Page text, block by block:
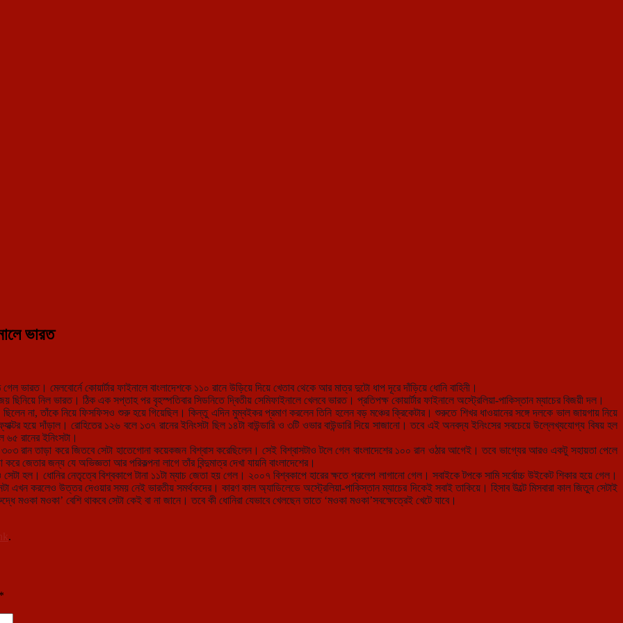
portal in Tripura.
ভারত
ভারত। মেলবোর্নে কোয়ার্টার ফাইনালে বাংলাদেশকে ১১০ রানে উড়িয়ে দিয়ে খেতাব থেকে আর মাত্র দুটো ধাপ দূরে দাঁড়িয়ে ধোনি বাহিনী।
নিল ভারত। ঠিক এক সপ্তাহ পর বৃহস্পতিবার সিডনিতে দ্বিতীয় সেমিফাইনালে খেলবে ভারত। প্রতিপক্ষ কোয়ার্টার ফাইনালে অস্ট্রেলিয়া-পাকিস্তান ম্যাচের বিজয়ী দল।
ছিলেন না, তাঁকে নিয়ে ফিসফিসও শুরু হয়ে গিয়েছিল। কিন্তু এদিন মুম্বইকর প্রমাণ করলেন তিনি হলেন বড় মঞ্চের ক্রিকেটার। শুরুতে শিখর ধাওয়ানের সঙ্গে দলকে ভাল জায়গায় নিয়ে
হয়ে দাঁড়াল। রোহিতের ১২৬ বলে ১৩৭ রানের ইনিংসটা ছিল ১৪টা বাউন্ডারি ও ৩টি ওভার বাউন্ডারি দিয়ে সাজানো। তবে এই অনবদ্য ইনিংসের সবচেয়ে উল্লেখ্যযোগ্য বিষয় হল
রানের ইনিংসটা।
রান তাড়া করে জিতবে সেটা হাতেগোনা কয়েকজন বিশ্বাস করেছিলেন। সেই বিশ্বাসটাও টলে গেল বাংলাদেশের ১০০ রান ওঠার আগেই। তবে ভাগ্যের আরও একটু সহায়তা পেলে
জেতার জন্য যে অভিজ্ঞতা আর পরিকল্পনা লাগে তাঁর বিন্দুমাত্র দেখা যায়নি বাংলাদেশের।
হল। ধোনির নেতৃত্বে বিশ্বকাপে টানা ১১টা ম্যাচ জেতা হয় গেল। ২০০৭ বিশ্বকাপে হারের ক্ষতে প্রলেপ লাগানো গেল। সবাইকে টপকে সামি সর্বোচ্চ উইকেট শিকার হয়ে গেল।
করলেও উত্তর দেওয়ার সময় নেই ভারতীয় সমর্থকদের। কারণ কাল অ্যাডিলেডে অস্ট্রেলিয়া-পাকিস্তান ম্যাচের দিকেই সবাই তাকিয়ে। হিসাব উল্টে মিসবারা কাল জিতুন সেটাই
মওকা মওকা’ বেশি থাকবে সেটা কেই বা না জানে। তবে কী ধোনিরা যেভাবে খেলছেন তাতে ‘মওকা মওকা’সবক্ষেত্রেই খেটে যাবে।
.
*